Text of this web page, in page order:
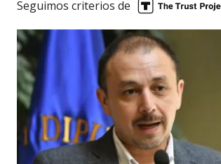
Seguimos criterios de